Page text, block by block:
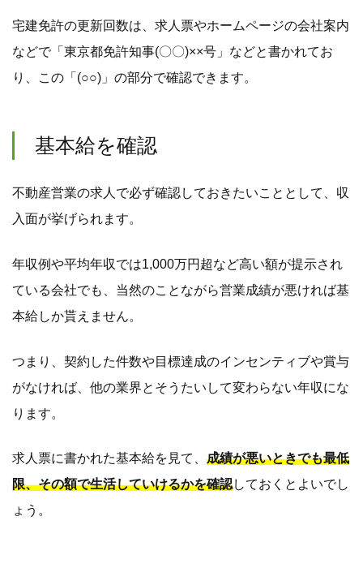
宅建免許の更新回数は、求人票やホームページの会社案内
などで「東京都免許知事(〇〇)××号」などと書かれてお
り、この「(○○)」の部分で確認できます。
基本給を確認
不動産営業の求人で必ず確認しておきたいこととして、収
入面が挙げられます。
年収例や平均年収では1,000万円超など高い額が提示され
ている会社でも、当然のことながら営業成績が悪ければ基
本給しか貰えません。
つまり、契約した件数や目標達成のインセンティブや賞与
がなければ、他の業界とそうたいして変わらない年収にな
ります。
求人票に書かれた基本給を見て、 成績が悪いときでも最低
限、その額で生活していけるかを確認しておくとよいでし
ょう。